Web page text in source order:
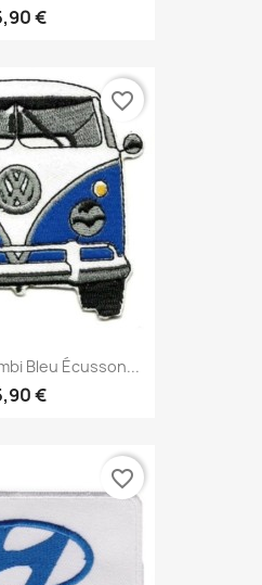
€
Bleu Écusson...
€
favorite_border
favorite_border